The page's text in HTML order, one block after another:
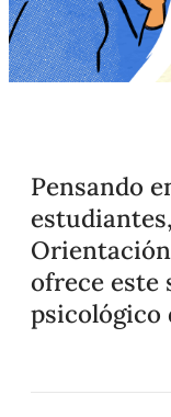
Pensando
ofrece este
psicológico